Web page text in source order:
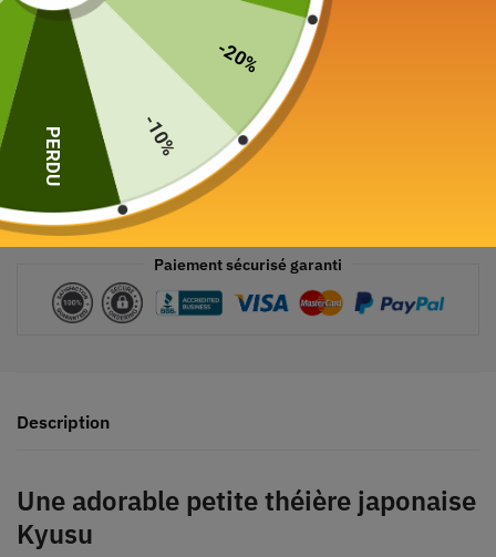
Paiement sécurisé garanti
Description
Une adorable petite théière japonaise
Kyusu
-20%
-10%
PERDU